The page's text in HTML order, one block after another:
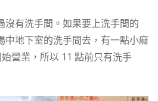
沒有洗手間。如果要上洗手間的
中地下室的洗手間去，有一點小麻
營業，所以 11 點前只有洗手